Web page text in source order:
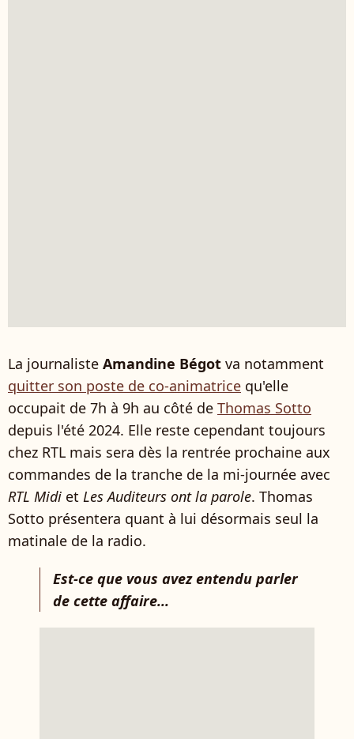
La journaliste Amandine Bégot va notamment
quitter son poste de co-animatrice qu'elle
occupait de 7h à 9h au côté de Thomas Sotto
depuis l'été 2024. Elle reste cependant toujours
chez RTL mais sera dès la rentrée prochaine aux
commandes de la tranche de la mi-journée avec
RTL Midi et Les Auditeurs ont la parole. Thomas
Sotto présentera quant à lui désormais seul la
matinale de la radio.
Est-ce que vous avez entendu parler
de cette affaire...